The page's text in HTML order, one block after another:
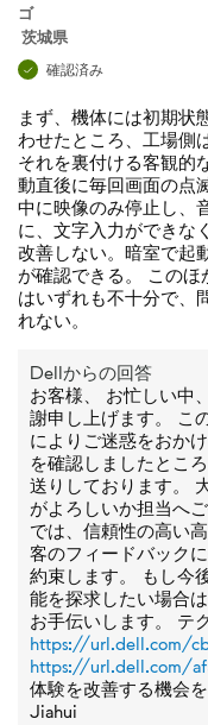
ゴ
茨城県
確認済み
まず、機体には初期状
わせたところ、工場側
それを裏付ける客観的
動直後に毎回画面の点
中に映像のみ停止し、
に、文字入力ができな
改善しない。暗室で起
が確認できる。 この
はいずれも不十分で、
れない。
Dellからの回答
お客様、 お忙しい中
謝申し上げます。 こ
によりご迷惑をおか
を確認しましたとこ
送りしております。
がよろしいか担当へ
では、信頼性の高い
客のフィードバック
約束します。 もし今
能を探求したい場合
お手伝いします。 テ
https://url.dell.com/
https://url.dell.com/
体験を改善する機会
Jiahui